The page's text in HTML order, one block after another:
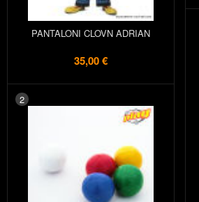
PANTALONI CLOVN ADRIAN
35,00 €
2